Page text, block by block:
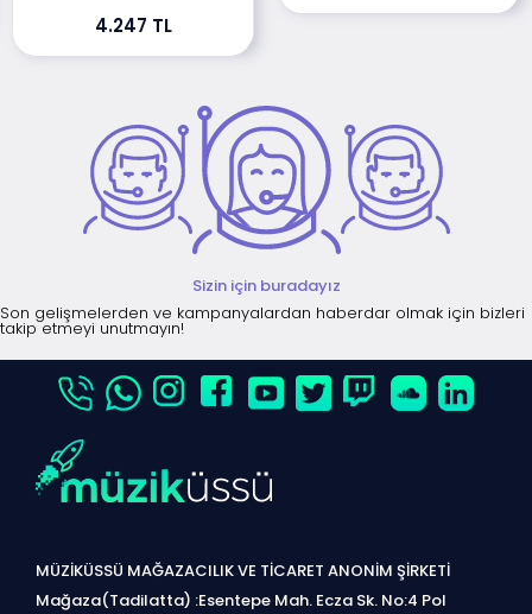
4.247 TL
Sizin için buradayız
Son gelişmelerden ve kampanyalardan haberdar olmak için bizleri
takip etmeyi unutmayın!
MÜZİKÜSSÜ MAĞAZACILIK VE TİCARET ANONİM ŞİRKETİ
Mağaza(Tadilatta) :Esentepe Mah. Ecza Sk. No:4 Pol